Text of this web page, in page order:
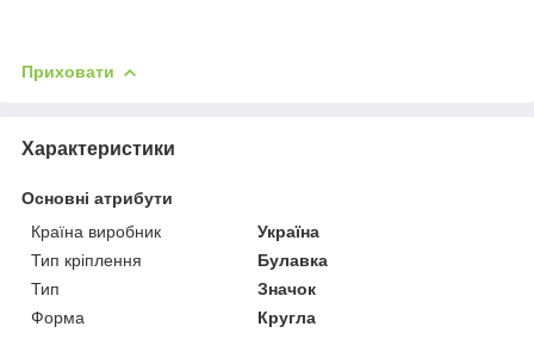
Приховати
Характеристики
Основні атрибути
Країна виробник
Україна
Тип кріплення
Булавка
Тип
Значок
Форма
Кругла